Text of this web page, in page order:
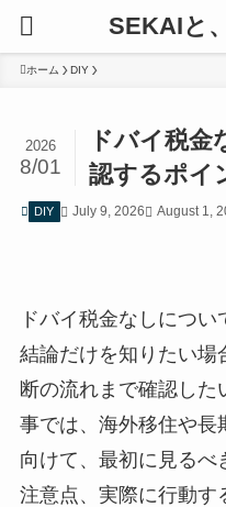
SEKAIと
ホーム DIY
ドバイ税
認するポイ
2026
8/01
DIY July 9, 2026 August 1,
ドバイ税金なしにつ
結論だけを知りたい場
断の流れまで確認した
事では、海外移住や長
向けて、最初に見るべ
注意点、実際に行動す